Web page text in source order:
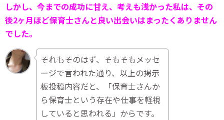
しかし、今までの成功に甘え、考えも浅かった私は、その
後2ヶ月ほど保育士さんと良い出会いはまったくありません
でした。
それもそのはず、そもそもメッセ
ージで言われた通り、以上の掲示
板投稿内容だと、「保育士さんか
ら保育士という存在や仕事を軽視
していると思われる」からです。